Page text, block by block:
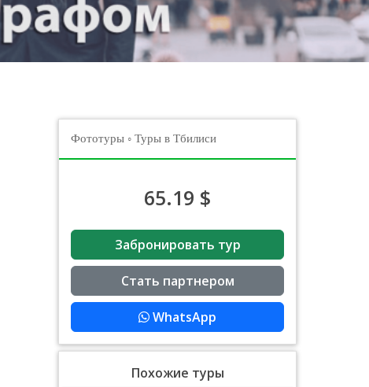
Фототуры ◦ Туры в Тбилиси
65.19 $
Забронировать тур
Стать партнером
WhatsApp
Похожие туры